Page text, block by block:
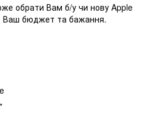
обрати Вам б/у чи нову Apple
Ваш бюджет та бажання.
Trade In♻️